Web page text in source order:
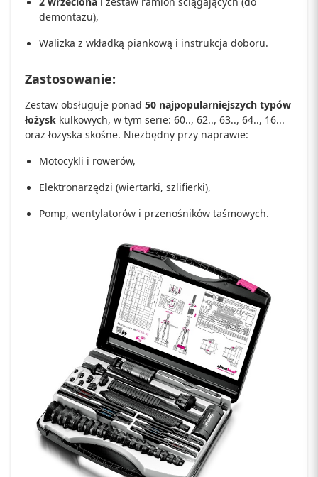
demontażu),
Walizka z wkładką piankową i instrukcja doboru.
Zastosowanie:
Zestaw obsługuje ponad 50 najpopularniejszych typów
łożysk kulkowych, w tym serie: 60.., 62.., 63.., 64.., 16...
oraz łożyska skośne. Niezbędny przy naprawie:
Motocykli i rowerów,
Elektronarzędzi (wiertarki, szlifierki),
Pomp, wentylatorów i przenośników taśmowych.